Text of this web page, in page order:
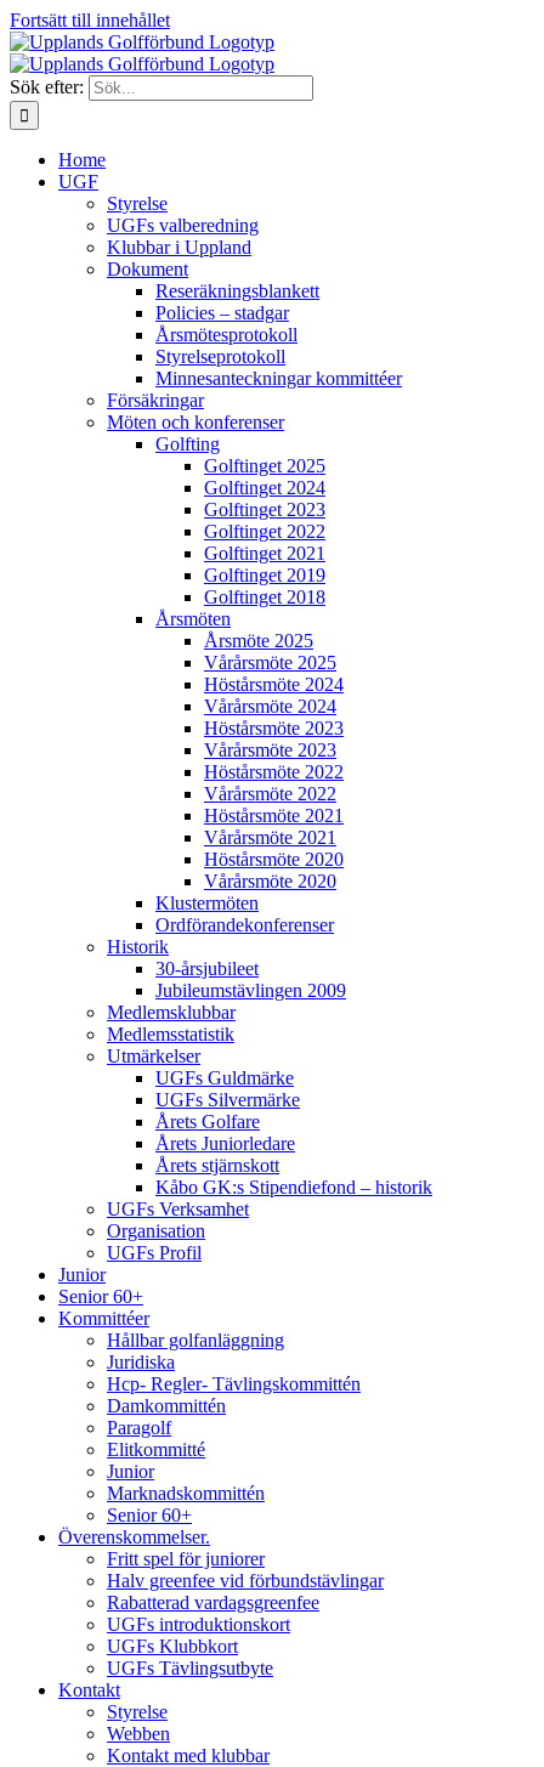
Fortsätt till innehållet
Sök efter:
Home
UGF
Styrelse
UGFs valberedning
Klubbar i Uppland
Dokument
Reseräkningsblankett
Policies – stadgar
Årsmötesprotokoll
Styrelseprotokoll
Minnesanteckningar kommittéer
Försäkringar
Möten och konferenser
Golfting
Golftinget 2025
Golftinget 2024
Golftinget 2023
Golftinget 2022
Golftinget 2021
Golftinget 2019
Golftinget 2018
Årsmöten
Årsmöte 2025
Vårårsmöte 2025
Höstårsmöte 2024
Vårårsmöte 2024
Höstårsmöte 2023
Vårårsmöte 2023
Höstårsmöte 2022
Vårårsmöte 2022
Höstårsmöte 2021
Vårårsmöte 2021
Höstårsmöte 2020
Vårårsmöte 2020
Klustermöten
Ordförandekonferenser
Historik
30-årsjubileet
Jubileumstävlingen 2009
Medlemsklubbar
Medlemsstatistik
Utmärkelser
UGFs Guldmärke
UGFs Silvermärke
Årets Golfare
Årets Juniorledare
Årets stjärnskott
Kåbo GK:s Stipendiefond – historik
UGFs Verksamhet
Organisation
UGFs Profil
Junior
Senior 60+
Kommittéer
Hållbar golfanläggning
Juridiska
Hcp- Regler- Tävlingskommittén
Damkommittén
Paragolf
Elitkommitté
Junior
Marknadskommittén
Senior 60+
Överenskommelser.
Fritt spel för juniorer
Halv greenfee vid förbundstävlingar
Rabatterad vardagsgreenfee
UGFs introduktionskort
UGFs Klubbkort
UGFs Tävlingsutbyte
Kontakt
Styrelse
Webben
Kontakt med klubbar